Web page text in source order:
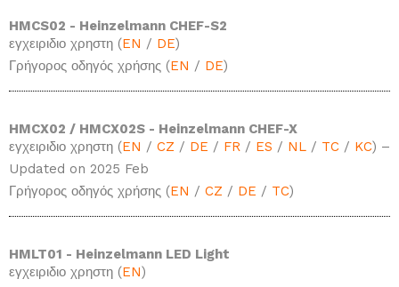
HMCS02 - Heinzelmann CHEF-S2
εγχειριδιο χρηστη (EN / DE)
Γρήγορος οδηγός χρήσης (EN / DE)
HMCX02 / HMCX02S - Heinzelmann CHEF-X
εγχειριδιο χρηστη (EN / CZ / DE / FR / ES / NL / TC / KC) –
Updated on 2025 Feb
Γρήγορος οδηγός χρήσης (EN / CZ / DE / TC)
HMLT01 - Heinzelmann LED Light
εγχειριδιο χρηστη (EN)